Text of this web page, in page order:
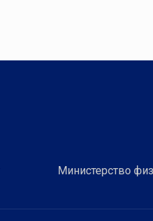
Министерство